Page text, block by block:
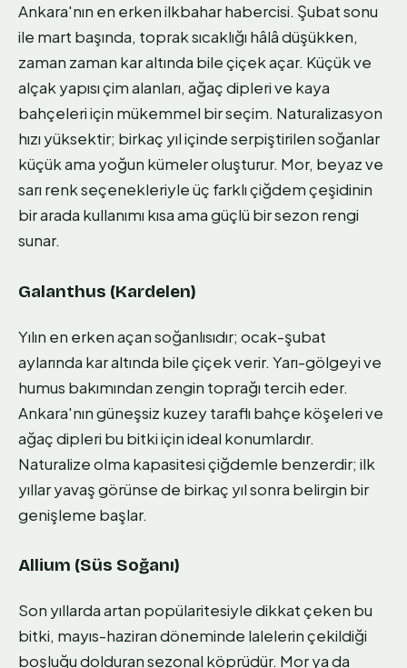
Ankara'nın en erken ilkbahar habercisi. Şubat sonu
ile mart başında, toprak sıcaklığı hâlâ düşükken,
zaman zaman kar altında bile çiçek açar. Küçük ve
alçak yapısı çim alanları, ağaç dipleri ve kaya
bahçeleri için mükemmel bir seçim. Naturalizasyon
hızı yüksektir; birkaç yıl içinde serpiştirilen soğanlar
küçük ama yoğun kümeler oluşturur. Mor, beyaz ve
sarı renk seçenekleriyle üç farklı çiğdem çeşidinin
bir arada kullanımı kısa ama güçlü bir sezon rengi
sunar.
Galanthus (Kardelen)
Yılın en erken açan soğanlısıdır; ocak-şubat
aylarında kar altında bile çiçek verir. Yarı-gölgeyi ve
humus bakımından zengin toprağı tercih eder.
Ankara'nın güneşsiz kuzey taraflı bahçe köşeleri ve
ağaç dipleri bu bitki için ideal konumlardır.
Naturalize olma kapasitesi çiğdemle benzerdir; ilk
yıllar yavaş görünse de birkaç yıl sonra belirgin bir
genişleme başlar.
Allium (Süs Soğanı)
Son yıllarda artan popülaritesiyle dikkat çeken bu
bitki, mayıs-haziran döneminde lalelerin çekildiği
boşluğu dolduran sezonal köprüdür. Mor ya da